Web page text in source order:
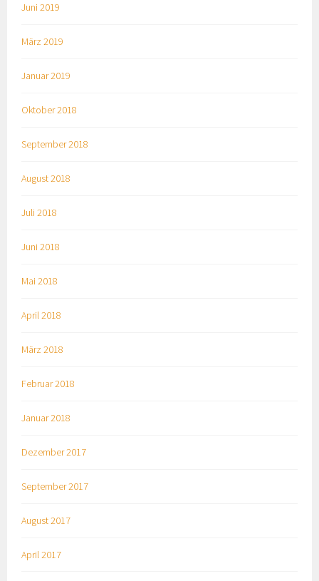
Juni 2019
März 2019
Januar 2019
Oktober 2018
September 2018
August 2018
Juli 2018
Juni 2018
Mai 2018
April 2018
März 2018
Februar 2018
Januar 2018
Dezember 2017
September 2017
August 2017
April 2017